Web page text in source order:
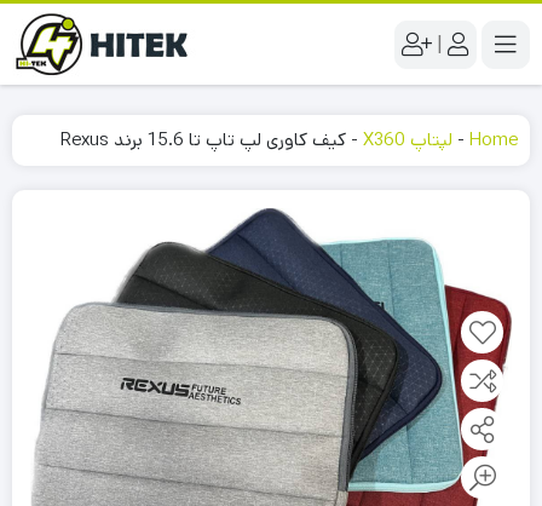
|
Home
- لپتاپ X360 - کیف کاوری لپ تاپ تا 15.6 برند Rexus